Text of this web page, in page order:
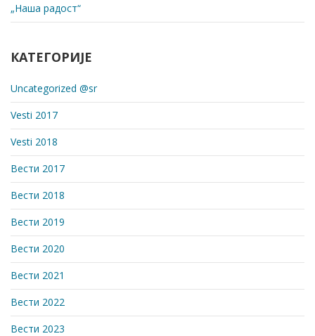
„Наша радост“
КАТЕГОРИЈЕ
Uncategorized @sr
Vesti 2017
Vesti 2018
Вести 2017
Вести 2018
Вести 2019
Вести 2020
Вести 2021
Вести 2022
Вести 2023